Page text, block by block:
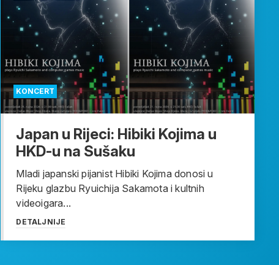
KONCERT
Japan u Rijeci: Hibiki Kojima u
HKD-u na Sušaku
Mladi japanski pijanist Hibiki Kojima donosi u
Rijeku glazbu Ryuichija Sakamota i kultnih
videoigara...
DETALJNIJE